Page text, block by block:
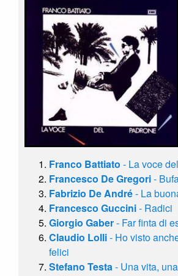
Franco Battiato - La voce
Francesco De Gregori-
Fabrizio De André- La
Francesco Guccini- Radici
Giorgio Gaber- Far finta di
Claudio Lolli- Ho visto
felici
Stefano Testa- Una vita,